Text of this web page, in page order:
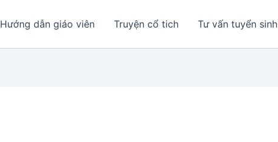
Hướng dẫn giáo viên Truyện cổ tich Tư vấn tuyển sinh